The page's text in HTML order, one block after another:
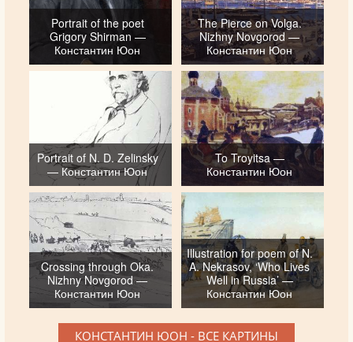
Portrait of the poet
Grigory Shirman —
Константин Юон
The Pierce on Volga.
Nizhny Novgorod —
Константин Юон
Portrait of N. D. Zelinsky
— Константин Юон
To Troyitsa —
Константин Юон
Crossing through Oka.
Nizhny Novgorod —
Константин Юон
Illustration for poem of N.
A. Nekrasov, ‘Who Lives
Well in Russia’ —
Константин Юон
КОНСТАНТИН ЮОН - ВСЕ КАРТИНЫ